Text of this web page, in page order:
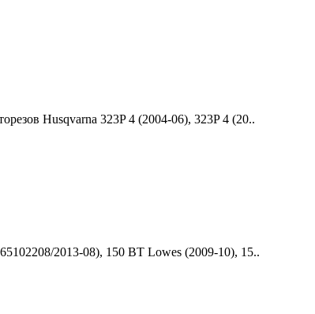
Husqvarna 323P 4 (2004-06), 323P 4 (20..
2013-08), 150 BT Lowes (2009-10), 15..